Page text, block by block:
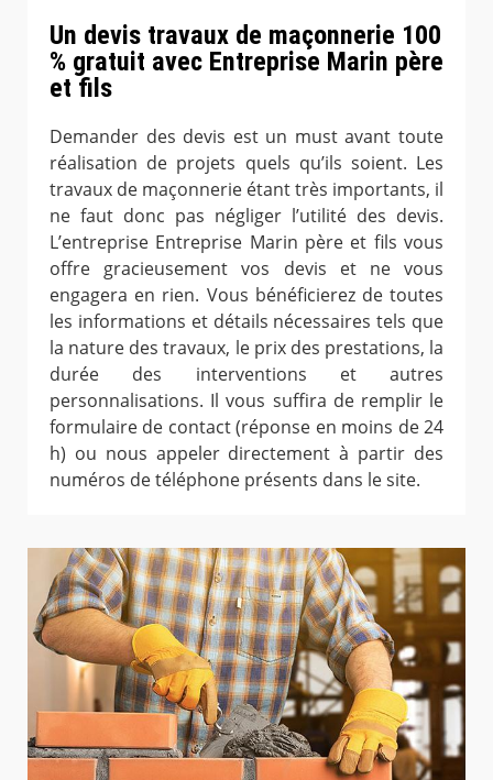
Un devis travaux de maçonnerie 100
% gratuit avec Entreprise Marin père
et fils
Demander des devis est un must avant toute
réalisation de projets quels qu’ils soient. Les
travaux de maçonnerie étant très importants, il
ne faut donc pas négliger l’utilité des devis.
L’entreprise Entreprise Marin père et fils vous
offre gracieusement vos devis et ne vous
engagera en rien. Vous bénéficierez de toutes
les informations et détails nécessaires tels que
la nature des travaux, le prix des prestations, la
durée des interventions et autres
personnalisations. Il vous suffira de remplir le
formulaire de contact (réponse en moins de 24
h) ou nous appeler directement à partir des
numéros de téléphone présents dans le site.